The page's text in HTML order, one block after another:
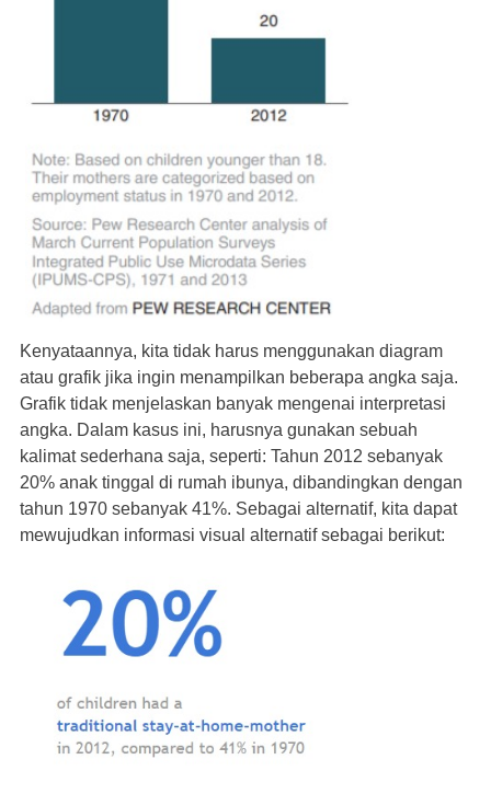
Kenyataannya, kita tidak harus menggunakan diagram
atau grafik jika ingin menampilkan beberapa angka saja.
Grafik tidak menjelaskan banyak mengenai interpretasi
angka. Dalam kasus ini, harusnya gunakan sebuah
kalimat sederhana saja, seperti: Tahun 2012 sebanyak
20% anak tinggal di rumah ibunya, dibandingkan dengan
tahun 1970 sebanyak 41%. Sebagai alternatif, kita dapat
mewujudkan informasi visual alternatif sebagai berikut: